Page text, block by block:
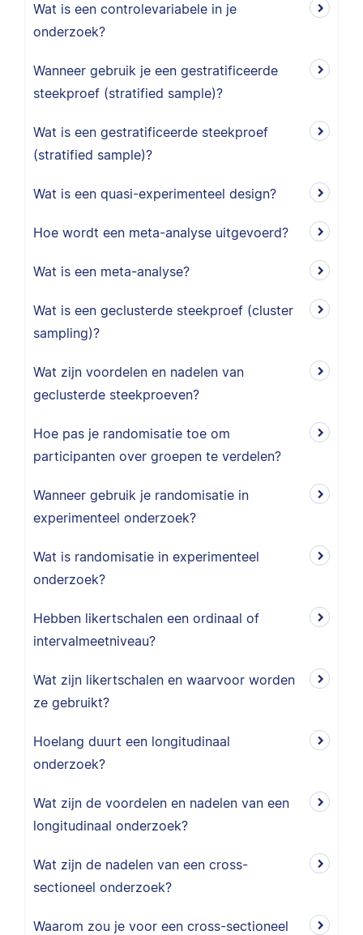
Wat is een controlevariabele in je
onderzoek?
Wanneer gebruik je een gestratificeerde
steekproef (stratified sample)?
Wat is een gestratificeerde steekproef
(stratified sample)?
Wat is een quasi-experimenteel design?
Hoe wordt een meta-analyse uitgevoerd?
Wat is een meta-analyse?
Wat is een geclusterde steekproef (cluster
sampling)?
Wat zijn voordelen en nadelen van
geclusterde steekproeven?
Hoe pas je randomisatie toe om
participanten over groepen te verdelen?
Wanneer gebruik je randomisatie in
experimenteel onderzoek?
Wat is randomisatie in experimenteel
onderzoek?
Hebben likertschalen een ordinaal of
intervalmeetniveau?
Wat zijn likertschalen en waarvoor worden
ze gebruikt?
Hoelang duurt een longitudinaal
onderzoek?
Wat zijn de voordelen en nadelen van een
longitudinaal onderzoek?
Wat zijn de nadelen van een cross-
sectioneel onderzoek?
Waarom zou je voor een cross-sectioneel